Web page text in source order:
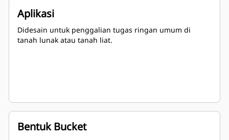
Aplikasi
Didesain untuk penggalian tugas ringan umum di
tanah lunak atau tanah liat.
Bentuk Bucket